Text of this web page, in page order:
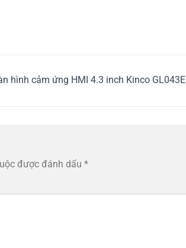
hình cảm ứng HMI 4.3 inch Kinco GL043E
được đánh dấu *